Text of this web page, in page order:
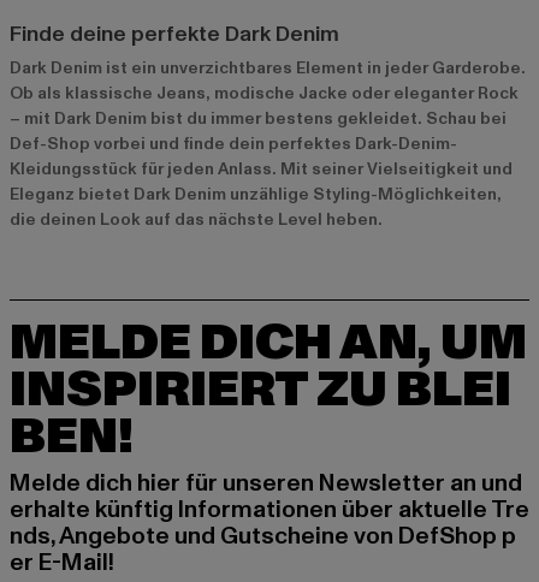
Finde deine perfekte Dark Denim
Dark Denim ist ein unverzichtbares Element in jeder Garderobe.
Ob als klassische Jeans, modische Jacke oder eleganter Rock
– mit Dark Denim bist du immer bestens gekleidet. Schau bei
Def-Shop vorbei und finde dein perfektes Dark-Denim-
Kleidungsstück für jeden Anlass. Mit seiner Vielseitigkeit und
Eleganz bietet Dark Denim unzählige Styling-Möglichkeiten,
die deinen Look auf das nächste Level heben.
MELDE DICH AN, UM
INSPIRIERT ZU BLEI
BEN!
Melde dich hier für unseren Newsletter an und
erhalte künftig Informationen über aktuelle Tre
nds, Angebote und Gutscheine von DefShop p
er E-Mail!